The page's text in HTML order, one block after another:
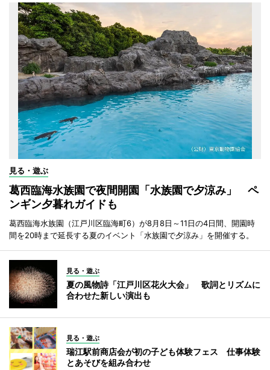
見る・遊ぶ
葛西臨海水族園で夜間開園「水族園で夕涼み」 ペ
ンギン夕暮れガイドも
葛西臨海水族園（江戸川区臨海町6）が8月8日～11日の4日間、開園時
間を20時まで延長する夏のイベント「水族園で夕涼み」を開催する。
見る・遊ぶ
夏の風物詩「江戸川区花火大会」 歌詞とリズムに
合わせた新しい演出も
見る・遊ぶ
瑞江駅前商店会が初の子ども体験フェス 仕事体験
とあそびを組み合わせ